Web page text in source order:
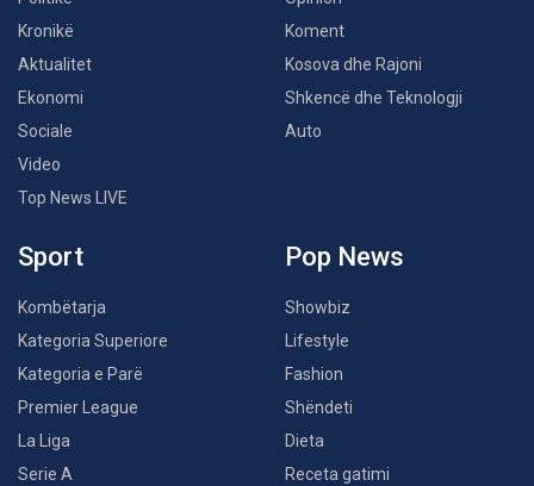
Kronikë
Aktualitet
Ekonomi
Sociale
Video
Top News LIVE
Koment
Kosova dhe Rajoni
Shkencë dhe Teknologji
Auto
Sport
Kombëtarja
Kategoria Superiore
Kategoria e Parë
Premier League
La Liga
Serie A
Pop News
Showbiz
Lifestyle
Fashion
Shëndeti
Dieta
Receta gatimi